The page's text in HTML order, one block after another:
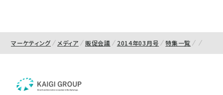
マーケティング メディア 販促会議 2014年03月号 特集一覧